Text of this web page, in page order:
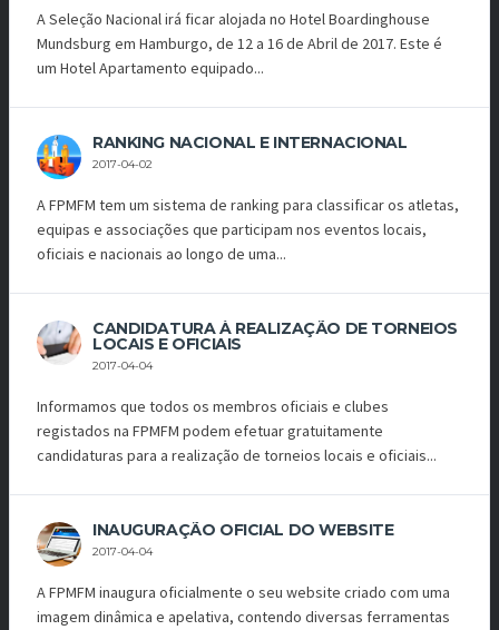
A Seleção Nacional irá ficar alojada no Hotel Boardinghouse
Mundsburg em Hamburgo, de 12 a 16 de Abril de 2017. Este é
um Hotel Apartamento equipado...
RANKING NACIONAL E INTERNACIONAL
2017-04-02
A FPMFM tem um sistema de ranking para classificar os atletas,
equipas e associações que participam nos eventos locais,
oficiais e nacionais ao longo de uma...
CANDIDATURA À REALIZAÇÃO DE TORNEIOS
LOCAIS E OFICIAIS
2017-04-04
Informamos que todos os membros oficiais e clubes
registados na FPMFM podem efetuar gratuitamente
candidaturas para a realização de torneios locais e oficiais...
INAUGURAÇÃO OFICIAL DO WEBSITE
2017-04-04
A FPMFM inaugura oficialmente o seu website criado com uma
imagem dinâmica e apelativa, contendo diversas ferramentas